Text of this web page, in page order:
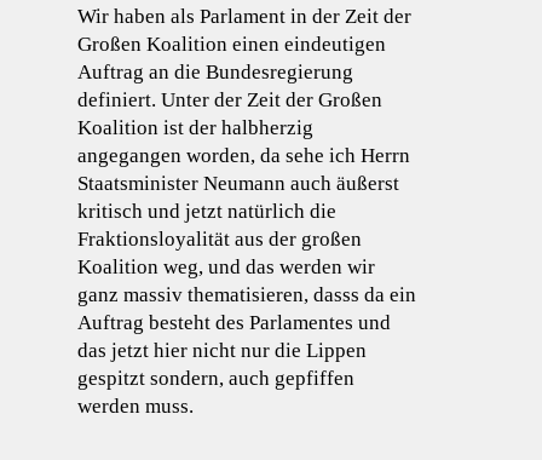
Wir haben als Parlament in der Zeit der
Großen Koalition einen eindeutigen
Auftrag an die Bundesregierung
definiert. Unter der Zeit der Großen
Koalition ist der halbherzig
angegangen worden, da sehe ich Herrn
Staatsminister Neumann auch äußerst
kritisch und jetzt natürlich die
Fraktionsloyalität aus der großen
Koalition weg, und das werden wir
ganz massiv thematisieren, dasss da ein
Auftrag besteht des Parlamentes und
das jetzt hier nicht nur die Lippen
gespitzt sondern, auch gepfiffen
werden muss.